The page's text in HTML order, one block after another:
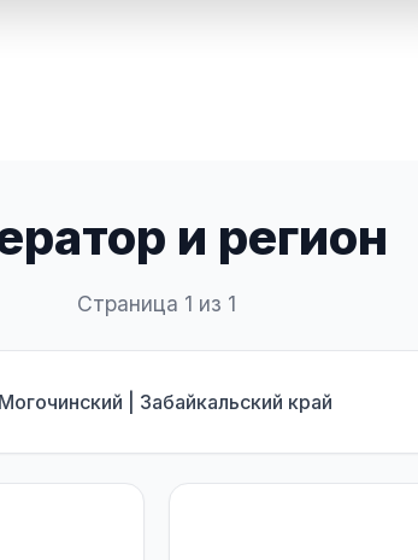
и регион
Страница 1 из 1
| Забайкальский край